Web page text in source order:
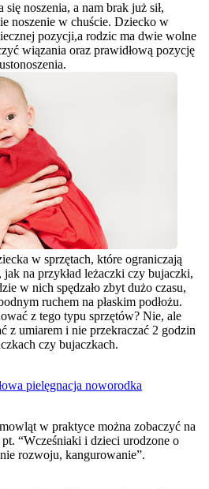
noszenia, a nam brak już sił,
noszenie w chuście. Dziecko w
pozycji,a rodzic ma dwie wolne
wiązania oraz prawidłową pozycję
w sprzętach, które ograniczają
na przykład leżaczki czy bujaczki,
w nich spędzało zbyt dużo czasu,
ruchem na płaskim podłożu.
z tego typu sprzętów? Nie, ale
z umiarem i nie przekraczać 2 godzin
czy bujaczkach.
pielęgnacja noworodka
w praktyce można zobaczyć na
“Wcześniaki i dzieci urodzone o
rozwoju, kangurowanie”.